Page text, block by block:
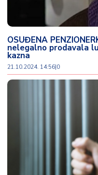
OSUĐENA
nelegalno prodavala
kazna
21.10.2024. 14:56|0